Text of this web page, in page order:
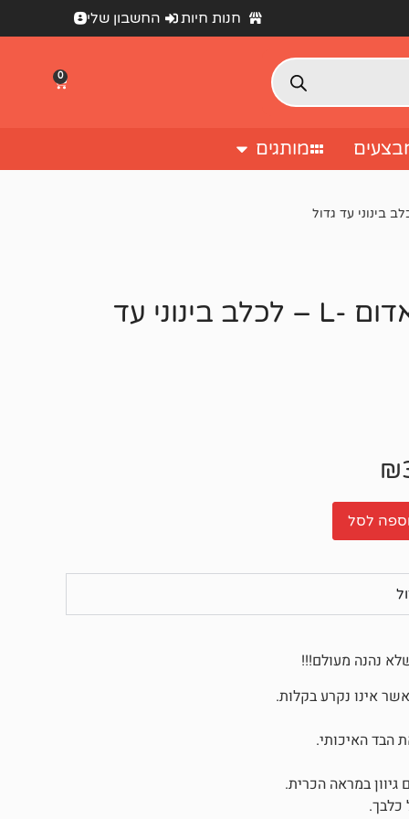
חנות חיות החשבון שלי
0
מותגים
ROGZ מזרן איכותי לכלב בצבע אדום -L – לכלב בינוני עד
₪
לסל
אינו נקרע בקלות.
הבד האיכותי.
במראה הכרית.
כלבך.